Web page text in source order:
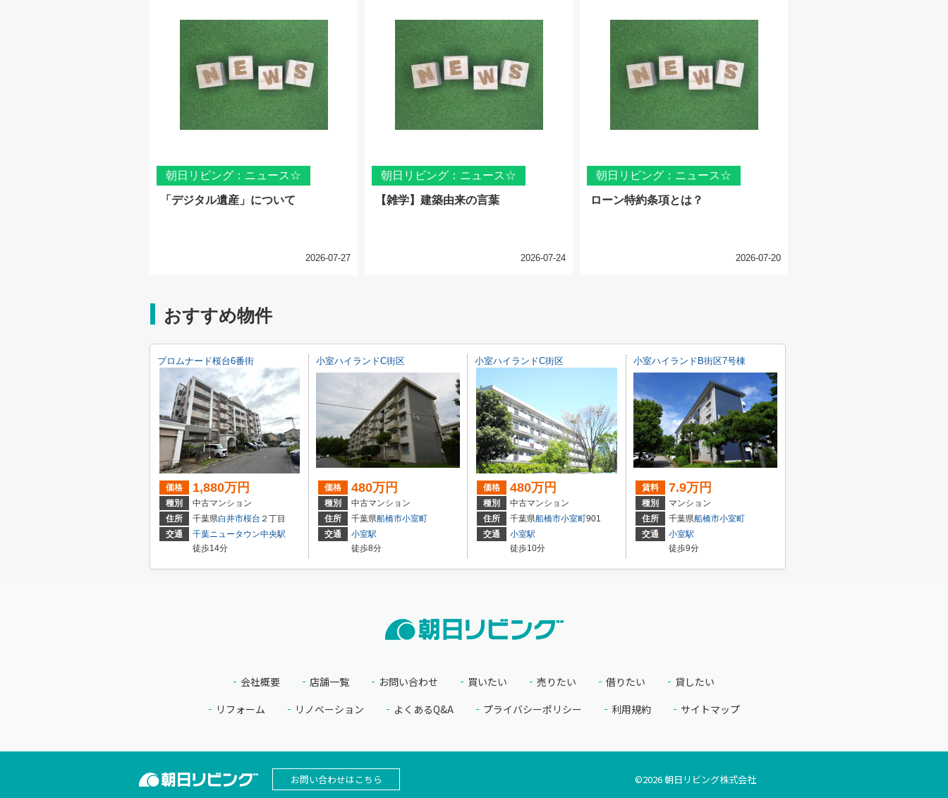
朝日リビング：ニュース☆
「デジタル遺産」について
2026-07-27
朝日リビング：ニュース☆
【雑学】建築由来の言葉
2026-07-24
朝日リビング：ニュース☆
ローン特約条項とは？
2026-07-20
おすすめ物件
プロムナード桜台6番街
価格 1,880万円
種別
中古マンション
住所
千葉県白井市桜台 ２丁目
交通
千葉ニュータウン中央駅
徒歩14分
小室ハイランドC街区
価格 480万円
種別
中古マンション
住所
千葉県船橋市小室町
交通
小室駅
徒歩8分
小室ハイランドC街区
価格 480万円
種別
中古マンション
住所
千葉県船橋市小室町901
交通
小室駅
徒歩10分
小室ハイランドB街区7号棟
賃料 7.9万円
種別
マンション
住所
千葉県船橋市小室町
交通
小室駅
徒歩9分
会社概要 店舗一覧 お問い合わせ 買いたい 売りたい 借りたい
貸したい
リフォーム
リノベーション よくあるQ&A プライバシーポリシー 利用規約 サイトマップ
お問い合わせはこちら ©2026朝日リビング株式会社